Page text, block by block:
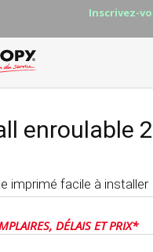
Inscrivez-
enroulable
imprimé facile à installer
DÉLAIS ET PRIX*